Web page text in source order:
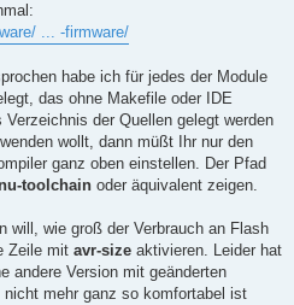
... -firmware/
habe ich für jedes der Module
das ohne Makefile oder IDE
der Quellen gelegt werden
wollt, dann müßt Ihr nur den
ganz oben einstellen. Der Pfad
toolchain oder äquivalent zeigen.
will, wie groß der Verbrauch an Flash
Zeile mit avr-size aktivieren. Leider hat
andere Version mit geänderten
mehr ganz so komfortabel ist